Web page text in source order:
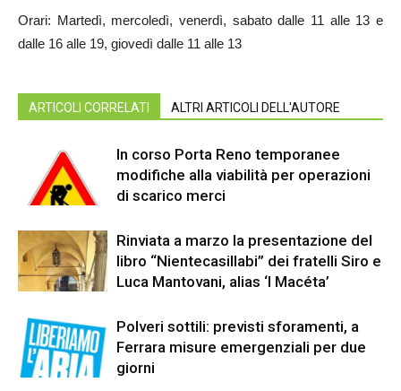
Orari: Martedì, mercoledì, venerdì, sabato dalle 11 alle 13 e
dalle 16 alle 19, giovedì dalle 11 alle 13
ARTICOLI CORRELATI ALTRI ARTICOLI DELL'AUTORE
In corso Porta Reno temporanee
modifiche alla viabilità per operazioni
di scarico merci
Rinviata a marzo la presentazione del
libro “Nientecasillabi” dei fratelli Siro e
Luca Mantovani, alias ‘I Macéta’
Polveri sottili: previsti sforamenti, a
Ferrara misure emergenziali per due
giorni